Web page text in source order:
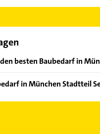
besten Baubedarf in
Die
sortiert anzeigen lassen.
in München Stadtteil
finden Sie alle